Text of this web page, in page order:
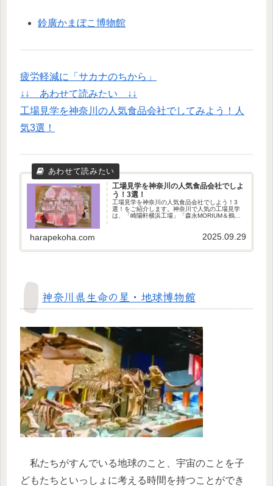
鈴廣かまぼこ博物館
疲労軽減に「サカナのちから」
↓↓ あわせて読みたい ↓↓
工場見学を神奈川 の人気食品会社でしてみよう！人
気3選！
工場見学を神奈川の人気食品会社でしよ
う！3選！
工場見学を神奈川の人気食品会社でしよう！3
選！をご紹介します。神奈川で人気の工場見学
は、「崎陽軒横浜工場」「森永MORIUM＆鶴見
harapekoha.com 2025.09.29
神奈川県生命の星・地球博物館
私たちがすんでいる地球のこと、宇宙のことを子
どもたちといっしょに考える時間を持つことができ